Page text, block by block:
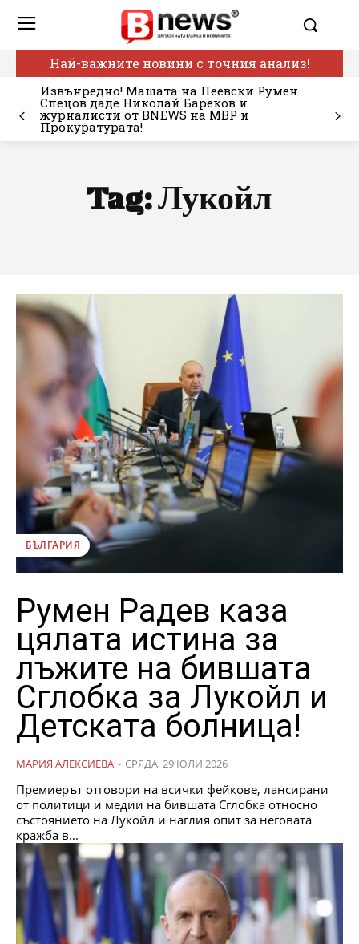
Най-важните новини с точния анализ!
Извънредно! Машата на Пеевски Румен
Спецов даде Николай Бареков и
журналисти от BNEWS на МВР и
Прокуратурата!
Tag:Лукойл
БЪЛГАРИЯ
Румен Радев каза
цялата истина за
лъжите на бившата
Сглобка за Лукойл и
Детската болница!
МАРИЯ АЛЕКСИЕВА - СРЯДА, 29 ЮЛИ 2026
Премиерът отговори на всички фейкове, лансирани
от политици и медии на бившата Сглобка относно
състоянието на Лукойл и наглия опит за неговата
кражба в...